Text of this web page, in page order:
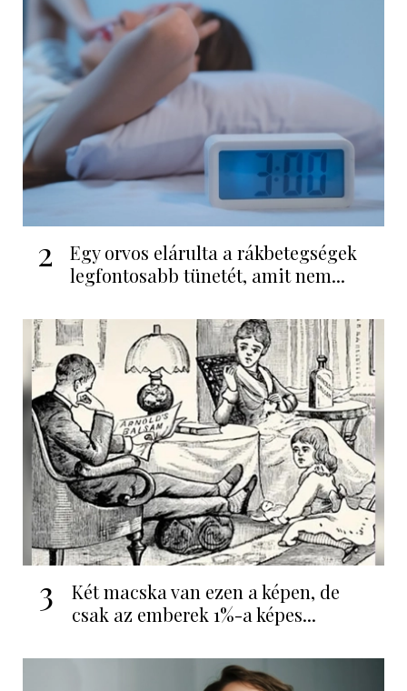
2
Egy orvos elárulta a rákbetegségek
legfontosabb tünetét, amit nem...
3
Két macska van ezen a képen, de
csak az emberek 1%-a képes...